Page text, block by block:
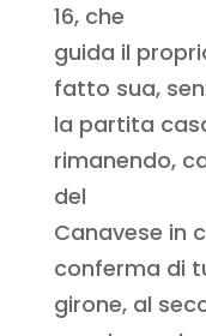
16, che
guida il
fatto sua,
la partita
rimanendo,
del
Canavese in
conferma di
girone, al